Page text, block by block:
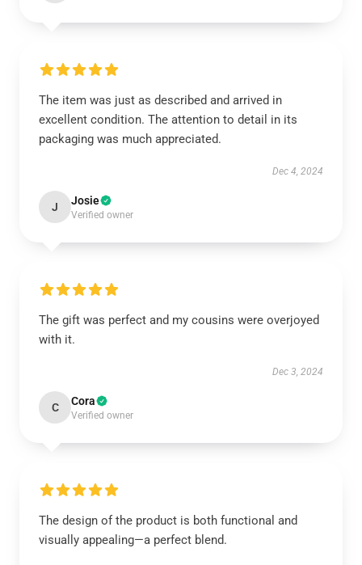
The item was just as described and arrived in
excellent condition. The attention to detail in its
packaging was much appreciated.
Dec 4, 2024
J Josie
Verified owner
The gift was perfect and my cousins were overjoyed
with it.
Dec 3, 2024
C Cora
Verified owner
The design of the product is both functional and
visually appealing—a perfect blend.